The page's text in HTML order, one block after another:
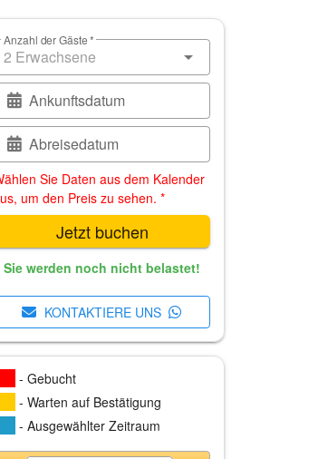
Anzahl der Gäste *
Ankunftsdatum
Abreisedatum
Sie Daten aus dem Kalender
um den Preis zu sehen. *
Jetzt buchen
Sie werden noch nicht belastet!
KONTAKTIERE UNS
- Gebucht
- Warten auf Bestätigung
- Ausgewählter Zeitraum